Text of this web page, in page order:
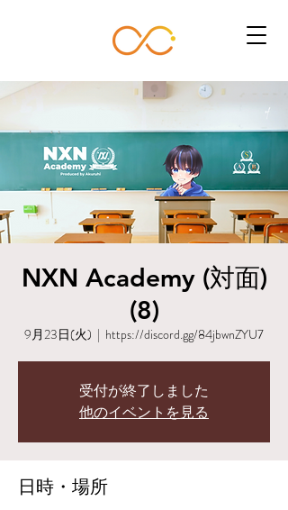
NXN Academy (対面)
(8)
9月23日(火)
  |
https://discord.gg/84jbwnZYU7
受付が終了しました
他のイベントを見る
日時・場所